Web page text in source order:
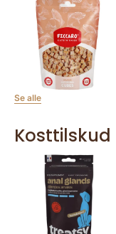
Se alle
Kosttilskud